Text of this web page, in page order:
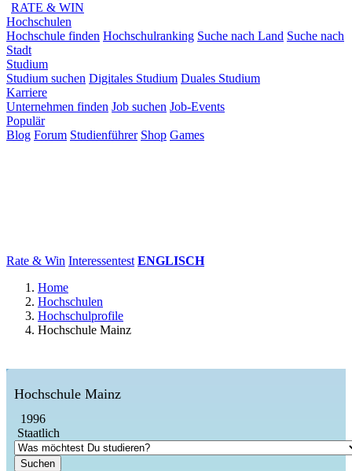
RATE & WIN
Hochschulen
Hochschule finden Hochschulranking Suche nach Land Suche nach
Stadt
Studium
Studium suchen Digitales Studium Duales Studium
Karriere
Unternehmen finden Job suchen Job-Events
Populär
Blog Forum Studienführer Shop Games
Rate & Win Interessentest ENGLISCH
Home
Hochschulen
Hochschulprofile
Hochschule Mainz
Hochschule Mainz
1996
Staatlich